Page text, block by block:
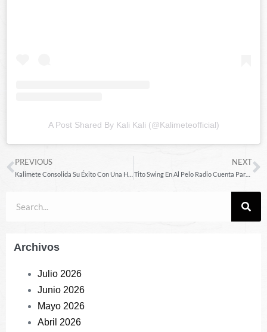
A Post Shared By Kali Kali (@kalimeteofficial)
PREVIOUS NEXT
Tito Swing En Al Pelo Radio Cuenta Parte De Su Historia.
Archivos
Julio 2026
Junio 2026
Mayo 2026
Abril 2026